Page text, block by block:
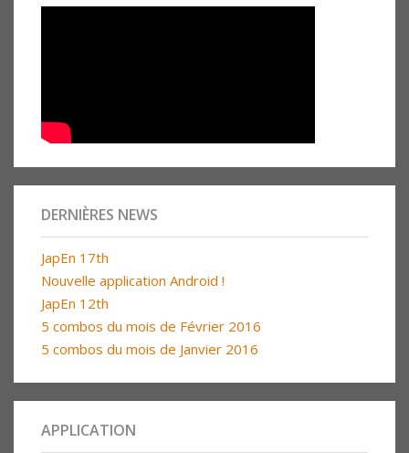
DERNIÈRES NEWS
JapEn 17th
Nouvelle application Android !
JapEn 12th
5 combos du mois de Février 2016
5 combos du mois de Janvier 2016
APPLICATION